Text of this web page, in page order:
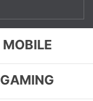
MOBILE
GAMING